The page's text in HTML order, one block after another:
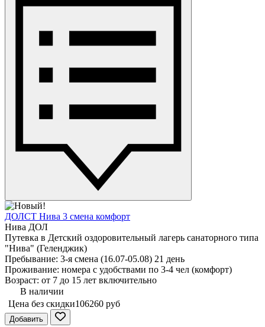
ДОЛСТ Нива 3 смена комфорт
Нива ДОЛ
Путевка в Детский оздоровительный лагерь санаторного типа
"Нива" (Геленджик)
Пребывание: 3-я смена (16.07-05.08) 21 день
Проживание: номера с удобствами по 3-4 чел (комфорт)
Возраст: от 7 до 15 лет включительно
В наличии
Цена без скидки106260 руб
Добавить